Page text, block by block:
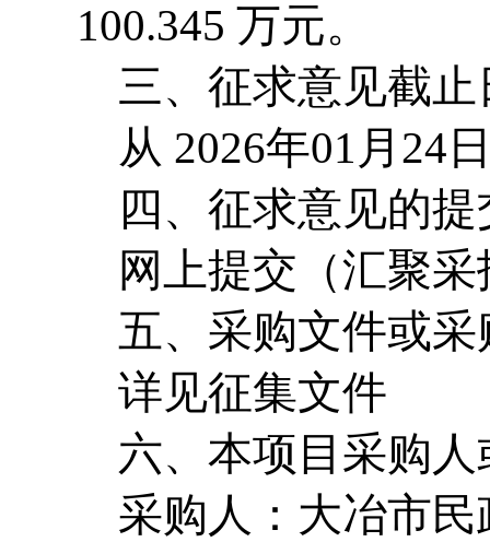
100.345 万元。
三、征求意见截止
从 2026年01月24
四、征求意见的
网上提交（汇聚
五、采购文件或采
详见征集文件
六、本项目采购
采购人：大冶市